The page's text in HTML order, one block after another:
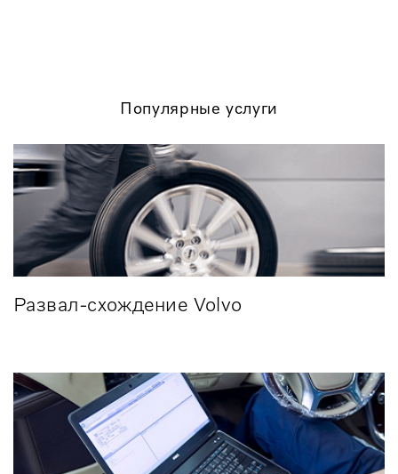
Популярные услуги
Развал-схождение Volvo